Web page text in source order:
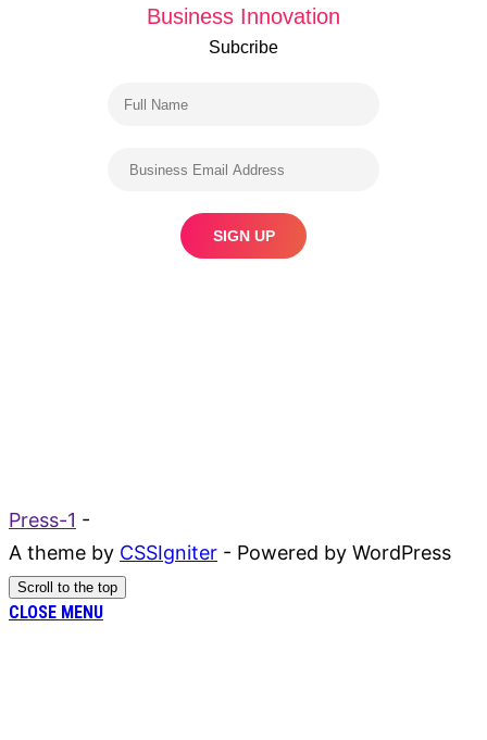
Business Innovation
Subcribe
Press-1 -
A theme by CSSIgniter - Powered by WordPress
Scroll to the top
CLOSE MENU